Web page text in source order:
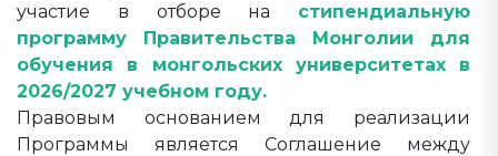
участие в отборе на стипендиальную
программу Правительства Монголии для
обучения в монгольских университетах в
2026/2027 учебном году.
Правовым основанием для реализации
Программы является Соглашение между